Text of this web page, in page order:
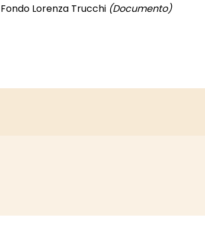
Fondo Lorenza Trucchi (Documento)